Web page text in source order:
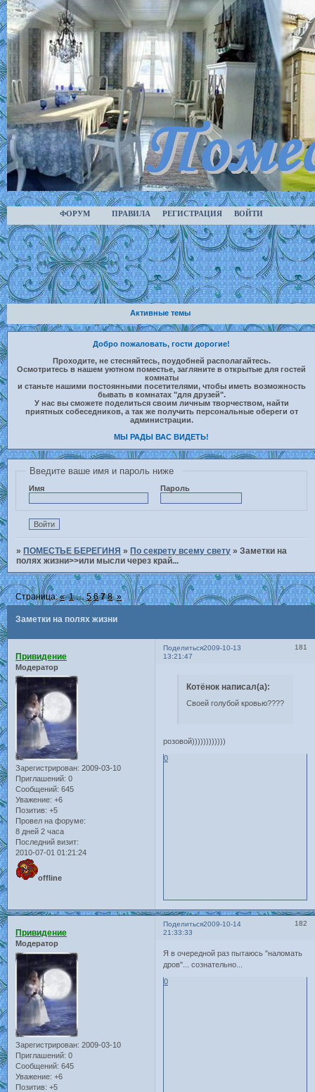
ФОРУМ ПРАВИЛА РЕГИСТРАЦИЯ ВОЙТИ
Активные темы
Добро пожаловать, гости дорогие!
Проходите, не стесняйтесь, поудобней располагайтесь.
Осмотритесь в нашем уютном поместье, загляните в открытые для гостей
комнаты
и станьте нашими постоянными посетителями, чтобы иметь возможность
бывать в комнатах "для друзей".
У нас вы сможете поделиться своим личным творчеством, найти
приятных собеседников, а так же получить персональные обереги от
администрации.
МЫ РАДЫ ВАС ВИДЕТЬ!
Введите ваше имя и пароль ниже
Имя Пароль
»ПОМЕСТЬЕ БЕРЕГИНЯ »По секрету всему свету »Заметки на
полях жизни>>или мысли через край...
Заметки на полях жизни
Страница:« 1 … 5 6 7 8 »
Поделиться 181
2009-10-13
13:21:47
Привидение
Модератор
Зарегистрирован: 2009-03-10
Приглашений: 0
Сообщений: 645
Уважение: +6
Позитив: +5
Провел на форуме:
8 дней 2 часа
Последний визит:
2010-07-01 01:21:24
offline
Котёнок написал(а):
Своей голубой кровью????
розовой))))))))))))
0
Поделиться 182
2009-10-14
21:33:33
Привидение
Модератор
Зарегистрирован: 2009-03-10
Приглашений: 0
Сообщений: 645
Уважение: +6
Позитив: +5
Я в очередной раз пытаюсь "наломать
дров"... сознательно...
0